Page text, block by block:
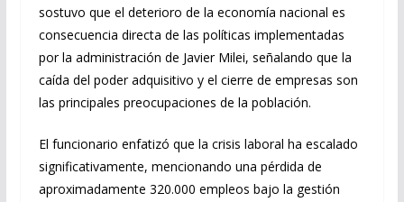
sostuvo que el deterioro de la economía nacional es
consecuencia directa de las políticas implementadas
por la administración de Javier Milei, señalando que la
caída del poder adquisitivo y el cierre de empresas son
las principales preocupaciones de la población.
El funcionario enfatizó que la crisis laboral ha escalado
significativamente, mencionando una pérdida de
aproximadamente 320.000 empleos bajo la gestión